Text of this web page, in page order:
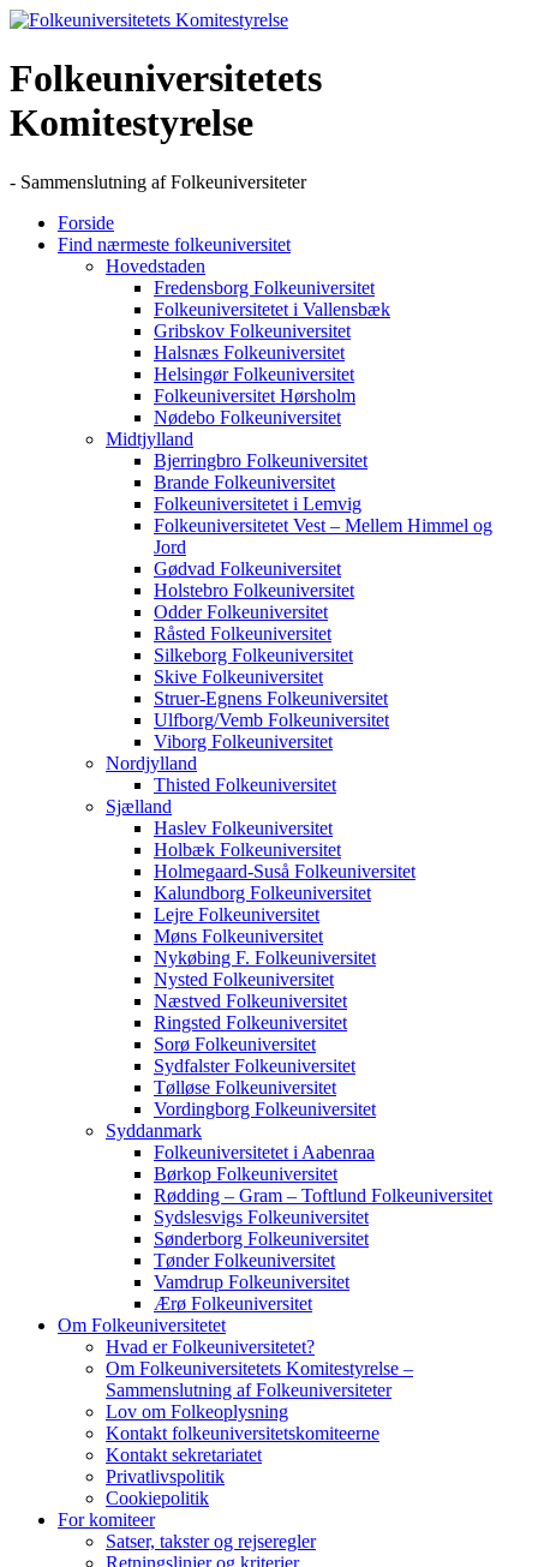
Skip
content
Folkeuniversitetets
Komitestyrelse
- Sammenslutning af Folkeuniversiteter
Forside
Find nærmeste folkeuniversitet
Hovedstaden
Fredensborg Folkeuniversitet
Folkeuniversitetet i Vallensbæk
Gribskov Folkeuniversitet
Halsnæs Folkeuniversitet
Helsingør Folkeuniversitet
Folkeuniversitet Hørsholm
Nødebo Folkeuniversitet
Midtjylland
Bjerringbro Folkeuniversitet
Brande Folkeuniversitet
Folkeuniversitetet i Lemvig
Folkeuniversitetet Vest – Mellem Himmel og
Jord
Gødvad Folkeuniversitet
Holstebro Folkeuniversitet
Odder Folkeuniversitet
Råsted Folkeuniversitet
Silkeborg Folkeuniversitet
Skive Folkeuniversitet
Struer-Egnens Folkeuniversitet
Ulfborg/Vemb Folkeuniversitet
Viborg Folkeuniversitet
Nordjylland
Thisted Folkeuniversitet
Sjælland
Haslev Folkeuniversitet
Holbæk Folkeuniversitet
Holmegaard-Suså Folkeuniversitet
Kalundborg Folkeuniversitet
Lejre Folkeuniversitet
Møns Folkeuniversitet
Nykøbing F. Folkeuniversitet
Nysted Folkeuniversitet
Næstved Folkeuniversitet
Ringsted Folkeuniversitet
Sorø Folkeuniversitet
Sydfalster Folkeuniversitet
Tølløse Folkeuniversitet
Vordingborg Folkeuniversitet
Syddanmark
Folkeuniversitetet i Aabenraa
Børkop Folkeuniversitet
Rødding – Gram – Toftlund Folkeuniversitet
Sydslesvigs Folkeuniversitet
Sønderborg Folkeuniversitet
Tønder Folkeuniversitet
Vamdrup Folkeuniversitet
Ærø Folkeuniversitet
Om Folkeuniversitetet
Hvad er Folkeuniversitetet?
Om Folkeuniversitetets Komitestyrelse –
Sammenslutning af Folkeuniversiteter
Lov om Folkeoplysning
Kontakt folkeuniversitetskomiteerne
Kontakt sekretariatet
Privatlivspolitik
Cookiepolitik
For komiteer
Satser, takster og rejseregler
Retningslinjer og kriterier